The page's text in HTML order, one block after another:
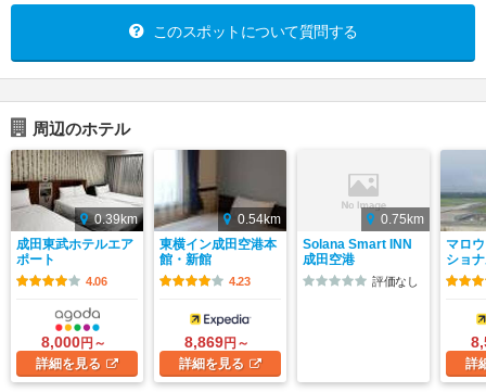
このスポットについて質問する
周辺のホテル
0.39km
成田東武ホテルエア
ポート
4.06
8,000円～
詳細を見る
0.54km
東横イン成田空港本
館・新館
4.23
8,869円～
詳細を見る
0.75km
Solana Smart INN
成田空港
評価なし
マロ
ショ
詳